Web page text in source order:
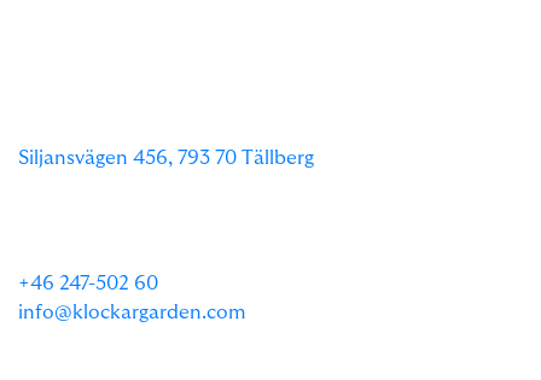
Siljansvägen 456, 793 70 Tällberg
+46 247-502 60
info@klockargarden.com